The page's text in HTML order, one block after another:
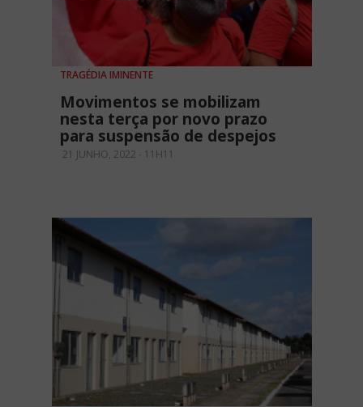
TRAGÉDIA IMINENTE
Movimentos se mobilizam
nesta terça por novo prazo
para suspensão de despejos
21 JUNHO, 2022 - 11H11